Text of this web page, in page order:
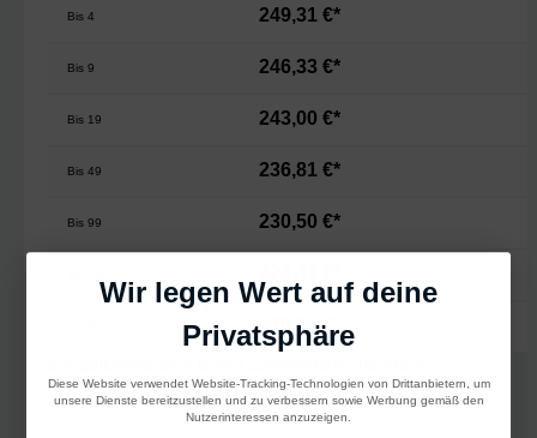
Bis 4 249,31 €*
Bis 9 246,33 €*
Bis 19 243,00 €*
Bis 49 236,81 €*
Bis 99 230,50 €*
218,13 €*
Preise inkl. MwSt. und Versandkosten
Wir legen Wert auf deine
Privatsphäre
Diese Website verwendet Website-Tracking-Technologien von Drittanbietern, um
unsere Dienste bereitzustellen und zu verbessern sowie Werbung gemäß den
Nutzerinteressen anzuzeigen.